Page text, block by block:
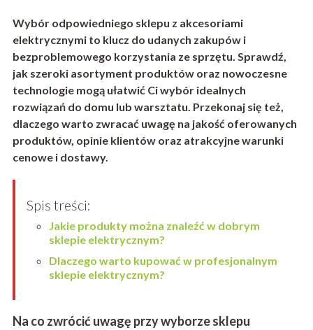
Wybór odpowiedniego sklepu z akcesoriami
elektrycznymi to klucz do udanych zakupów i
bezproblemowego korzystania ze sprzętu. Sprawdź,
jak szeroki asortyment produktów oraz nowoczesne
technologie mogą ułatwić Ci wybór idealnych
rozwiązań do domu lub warsztatu. Przekonaj się też,
dlaczego warto zwracać uwagę na jakość oferowanych
produktów, opinie klientów oraz atrakcyjne warunki
cenowe i dostawy.
Spis treści:
Jakie produkty można znaleźć w dobrym
sklepie elektrycznym?
Dlaczego warto kupować w profesjonalnym
sklepie elektrycznym?
Na co zwrócić uwagę przy wyborze sklepu